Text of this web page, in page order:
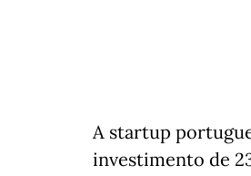
A startup
investimento de